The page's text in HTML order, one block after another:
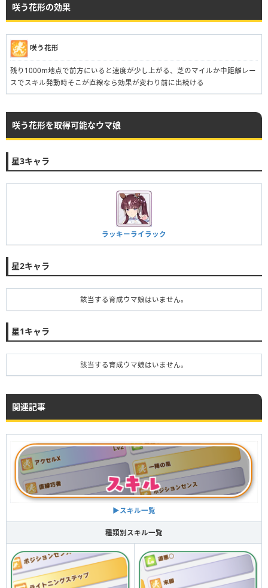
咲う花形の効果
咲う花形
残り1000m地点で前方にいると速度が少し上がる、芝のマイルか中距離レー
スでスキル発動時そこが直線なら効果が変わり前に出続ける
咲う花形を取得可能なウマ娘
星3キャラ
ラッキーライラック
星2キャラ
該当する育成ウマ娘はいません。
星1キャラ
該当する育成ウマ娘はいません。
関連記事
▶︎スキル一覧
種類別スキル一覧